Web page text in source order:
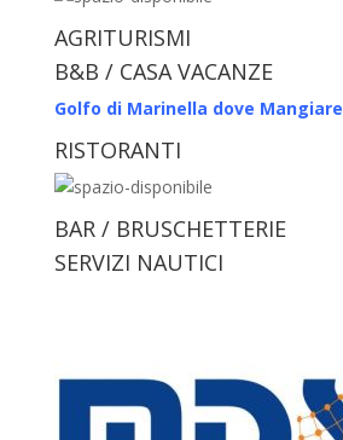
AGRITURISMI
B&B / CASA VACANZE
Golfo di Marinella dove Mangiare
RISTORANTI
BAR / BRUSCHETTERIE
SERVIZI NAUTICI